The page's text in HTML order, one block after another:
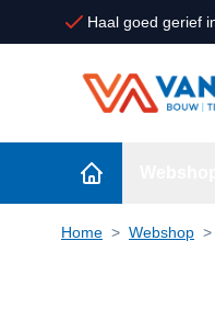
Ga naar de inhoud
Haal goed gerief
Home > Webshop >